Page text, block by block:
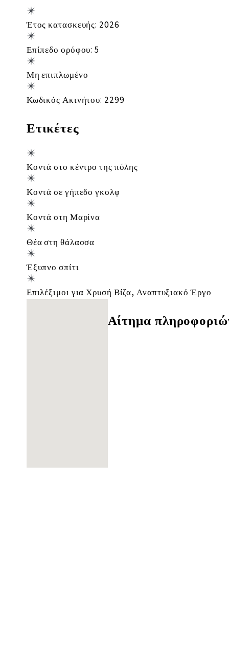
Έτος κατασκευής: 2026
Επίπεδο ορόφου: 5
Μη επιπλωμένο
Κωδικός Ακινήτου: 2299
Ετικέτες
Κοντά στο κέντρο της πόλης
Κοντά σε γήπεδο γκολφ
Κοντά στη Μαρίνα
Θέα στη θάλασσα
Έξυπνο σπίτι
Επιλέξιμοι για Χρυσή Βίζα, Αναπτυξιακό Έργο
Αίτημα